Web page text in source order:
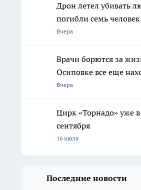
Дрон летел убивать
погибли семь
Вчера
Врачи борются за
Осиповке все еще
Вчера
Цирк «Торнадо» уже
сентября
16 июля
Последние новости